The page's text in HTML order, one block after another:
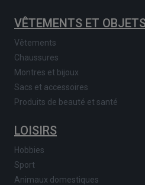
VÊTEMENTS ET
Vêtements
Chaussures
Montres et bijoux
Sacs et accessoires
Produits de beauté et santé
LOISIRS
Hobbies
Sport
Animaux domestiques